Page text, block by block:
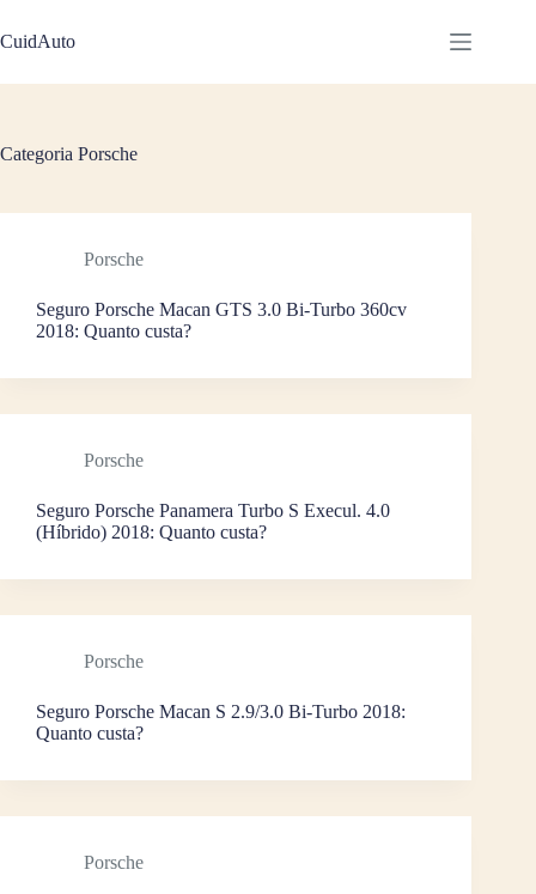
para
o
CuidAuto
Categoria Porsche
Porsche
Seguro Porsche Macan GTS 3.0 Bi-Turbo 360cv
2018: Quanto custa?
Porsche
Seguro Porsche Panamera Turbo S Execul. 4.0
(Híbrido) 2018: Quanto custa?
Porsche
Seguro Porsche Macan S 2.9/3.0 Bi-Turbo 2018:
Quanto custa?
Porsche